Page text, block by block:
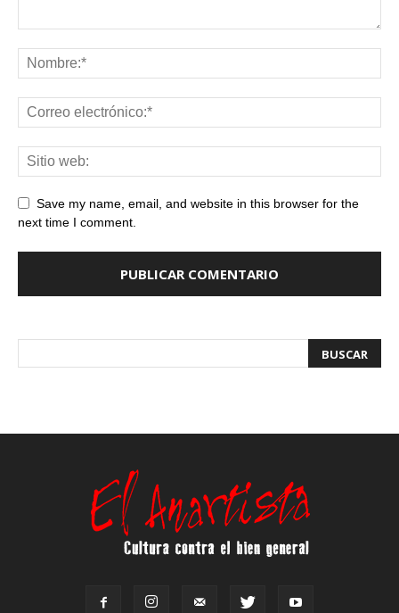
Save my name, email, and website in this browser for the
next time I comment.